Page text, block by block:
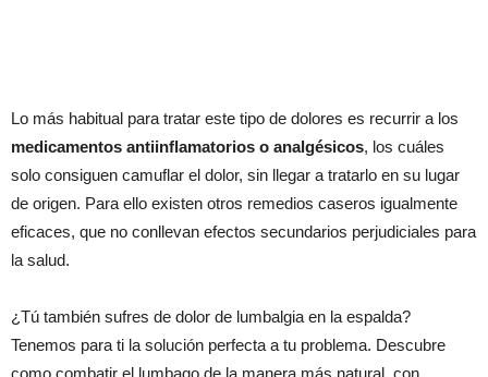
Lo más habitual para tratar este tipo de dolores es recurrir a los
medicamentos antiinflamatorios o analgésicos, los cuáles
solo consiguen camuflar el dolor, sin llegar a tratarlo en su lugar
de origen. Para ello existen otros remedios caseros igualmente
eficaces, que no conllevan efectos secundarios perjudiciales para
la salud.
¿Tú también sufres de dolor de lumbalgia en la espalda?
Tenemos para ti la solución perfecta a tu problema. Descubre
como combatir el lumbago de la manera más natural, con